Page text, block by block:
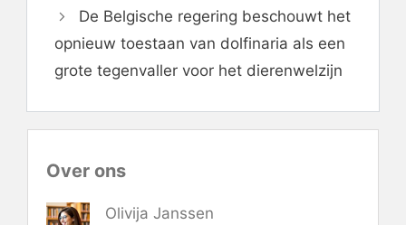
De Belgische regering beschouwt het
opnieuw toestaan ​​van dolfinaria als een
grote tegenvaller voor het dierenwelzijn
Over ons
Olivija Janssen